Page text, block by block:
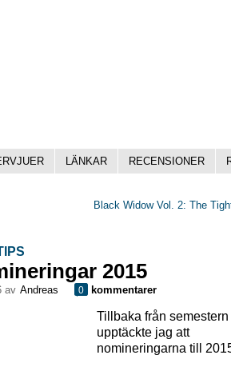
LÄNKAR RECENSIONER
Black Widow Vol. 2: The
2015
av Andreas 0 kommentarer
Tillbaka från semestern
upptäckte jag att
nomineringarna till